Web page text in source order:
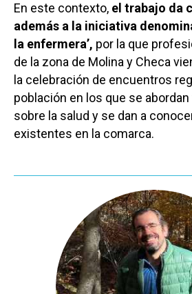
En este contexto, el trabajo da
además a la iniciativa
la enfermera’, por la que
de la zona de Molina y Checa
la celebración de encuentros
población en los que se
sobre la salud y se dan a
existentes en la comarca.